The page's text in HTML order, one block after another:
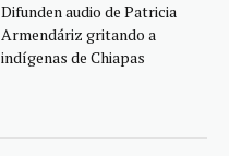
Difunden audio de Patricia
Armendáriz gritando a
indígenas de Chiapas